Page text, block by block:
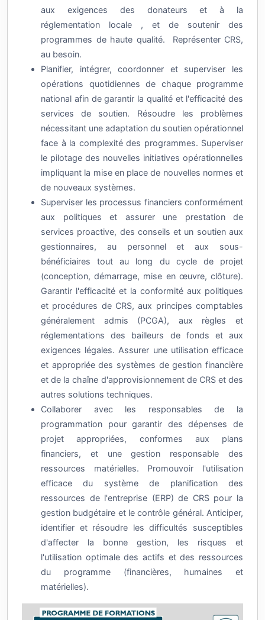
réglementation locale , et de soutenir des
programmes de haute qualité. Représenter CRS,
au besoin.
Planifier, intégrer, coordonner et superviser les
opérations quotidiennes de chaque programme
national afin de garantir la qualité et l'efficacité des
services de soutien. Résoudre les problèmes
nécessitant une adaptation du soutien opérationnel
face à la complexité des programmes. Superviser
le pilotage des nouvelles initiatives opérationnelles
impliquant la mise en place de nouvelles normes et
de nouveaux systèmes.
Superviser les processus financiers conformément
aux politiques et assurer une prestation de
services proactive, des conseils et un soutien aux
gestionnaires, au personnel et aux sous-
bénéficiaires tout au long du cycle de projet
(conception, démarrage, mise en œuvre, clôture).
Garantir l'efficacité et la conformité aux politiques
et procédures de CRS, aux principes comptables
généralement admis (PCGA), aux règles et
réglementations des bailleurs de fonds et aux
exigences légales. Assurer une utilisation efficace
et appropriée des systèmes de gestion financière
et de la chaîne d'approvisionnement de CRS et des
autres solutions techniques.
Collaborer avec les responsables de la
programmation pour garantir des dépenses de
projet appropriées, conformes aux plans
financiers, et une gestion responsable des
ressources matérielles. Promouvoir l'utilisation
efficace du système de planification des
ressources de l'entreprise (ERP) de CRS pour la
gestion budgétaire et le contrôle général. Anticiper,
identifier et résoudre les difficultés susceptibles
d'affecter la bonne gestion, les risques et
l'utilisation optimale des actifs et des ressources
du programme (financières, humaines et
matérielles).